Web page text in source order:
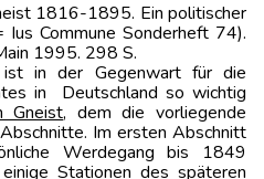
1816-1895. Ein politischer
Commune Sonderheft 74).
1995. 298 S.
ist in der Gegenwart für die
in Deutschland so wichtig
Gneist, dem die vorliegende
Im ersten Abschnitt
Werdegang bis 1849
Stationen des späteren